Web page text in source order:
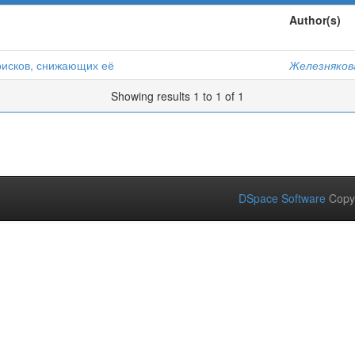
Author(s)
снижающих её
Showing results 1 to 1 of 1
DSpace Software